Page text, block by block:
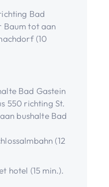
Bad
Baum tot aan
(10
Bad Gastein
550 richting St.
bushalte Bad
(12
hotel (15 min.).